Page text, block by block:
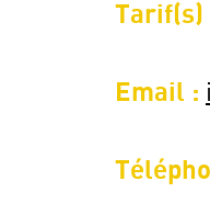
Tarif(s)
Email :